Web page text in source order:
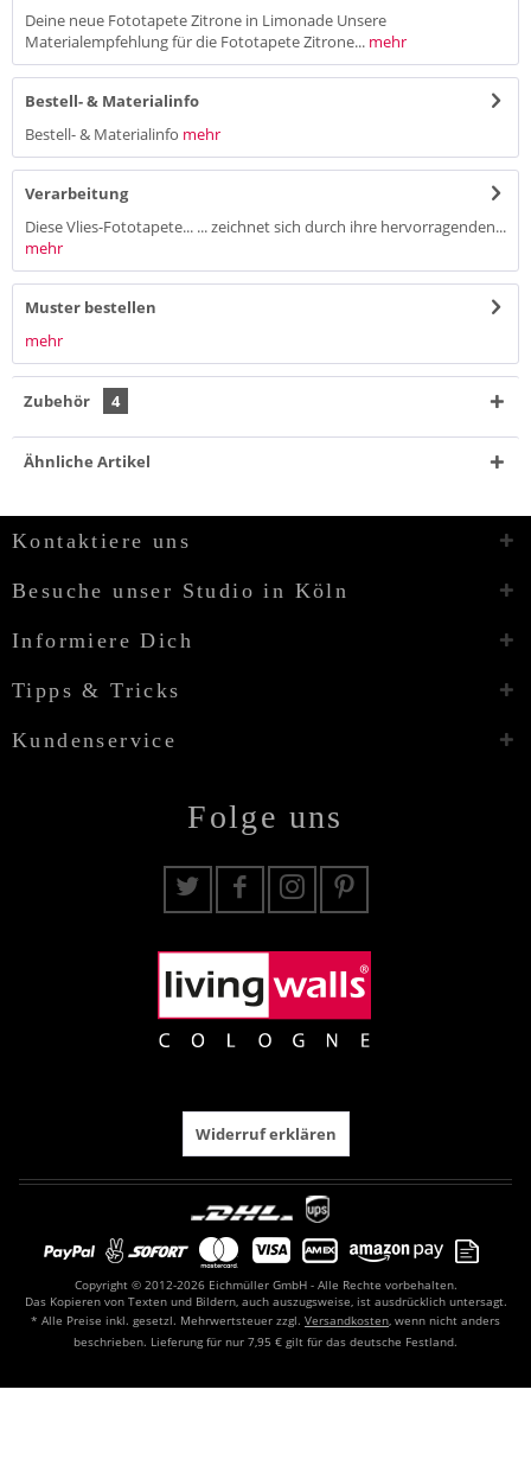
Deine neue Fototapete Zitrone in Limonade Unsere
Materialempfehlung für die Fototapete Zitrone... mehr
Bestell- & Materialinfo
Bestell- & Materialinfo mehr
Verarbeitung
Diese Vlies-Fototapete... ... zeichnet sich durch ihre hervorragenden...
mehr
Muster bestellen
mehr
Zubehör 4
Ähnliche Artikel
Kontaktiere uns
Besuche unser Studio in Köln
Informiere Dich
Tipps & Tricks
Kundenservice
Folge uns
Widerruf erklären
Copyright © 2012-2026 Eichmüller GmbH - Alle Rechte vorbehalten.
Das Kopieren von Texten und Bildern, auch auszugsweise, ist ausdrücklich untersagt.
* Alle Preise inkl. gesetzl. Mehrwertsteuer zzgl. Versandkosten, wenn nicht anders
beschrieben. Lieferung für nur 7,95 € gilt für das deutsche Festland.